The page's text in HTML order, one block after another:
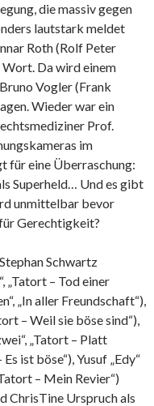
die massiv gegen
lautstark meldet
Roth (Rolf Peter
Wort. Da wird einem
Vogler (Frank
Wieder war ein
Prof.
im
für eine Überraschung:
Superheld… Und es gibt
unmittelbar bevor
Gerechtigkeit?
Schwartz
„Tatort – Tod einer
„In aller Freundschaft“),
– Weil sie böse sind“),
„Tatort – Platt
ist böse“), Yusuf „Edy“
– Mein Revier“)
ChrisTine Urspruch als